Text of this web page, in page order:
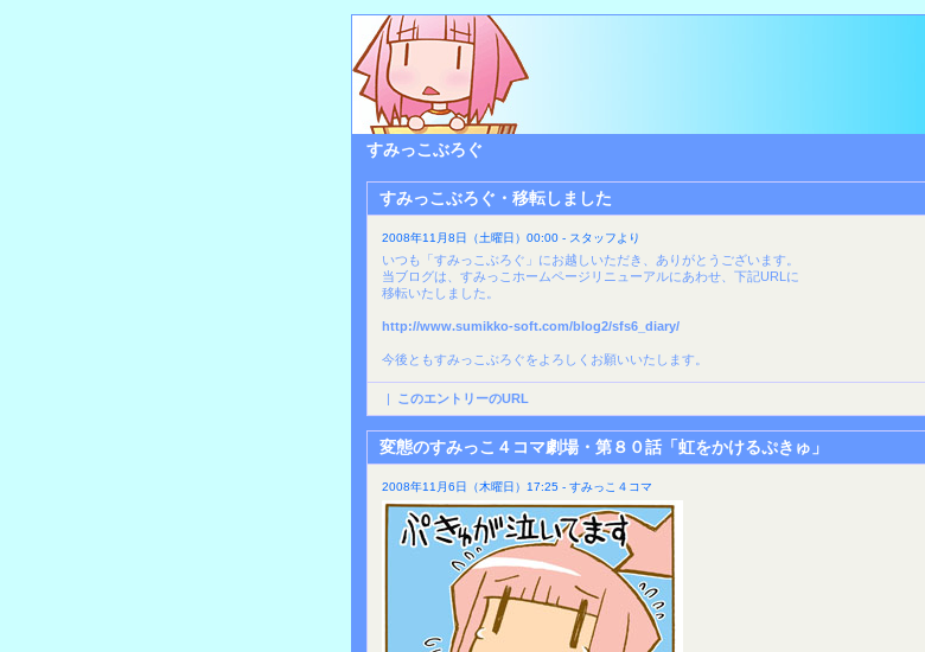
すみっこぶろぐ
すみっこぶろぐ・移転しました
2008年11月8日（土曜日）00:00 - スタッフより
いつも「すみっこぶろぐ」にお越しいただき、ありがとうございます。
当ブログは、すみっこホームページリニューアルにあわせ、下記URLに
移転いたしました。
http://www.sumikko-soft.com/blog2/sfs6_diary/
今後ともすみっこぶろぐをよろしくお願いいたします。
| このエントリーのURL
変態のすみっこ４コマ劇場・第８０話「虹をかけるぷきゅ」
2008年11月6日（木曜日）17:25 - すみっこ４コマ